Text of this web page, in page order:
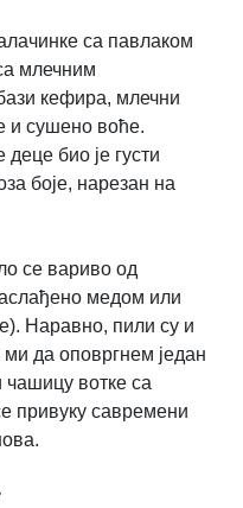
са павлаком
млечним
кефира, млечни
и сушено воће.
био је густи
боје, нарезан на
се вариво од
медом или
Наравно, пили су и
да оповргнем један
чашицу вотке са
привуку савремени